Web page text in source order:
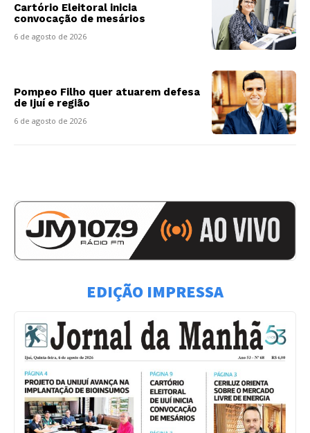
Cartório Eleitoral inicia
convocação de mesários
6 de agosto de 2026
Pompeo Filho quer atuarem defesa
de Ijuí e região
6 de agosto de 2026
EDIÇÃO IMPRESSA